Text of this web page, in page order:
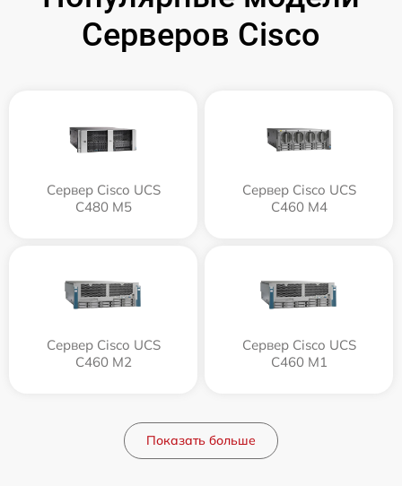
Серверов Cisco
Сервер Cisco UCS
C480 M5
Сервер Cisco UCS
C460 M4
Сервер Cisco UCS
C460 M2
Сервер Cisco UCS
C460 M1
Показать больше